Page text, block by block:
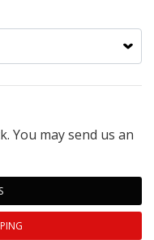
You may send us an